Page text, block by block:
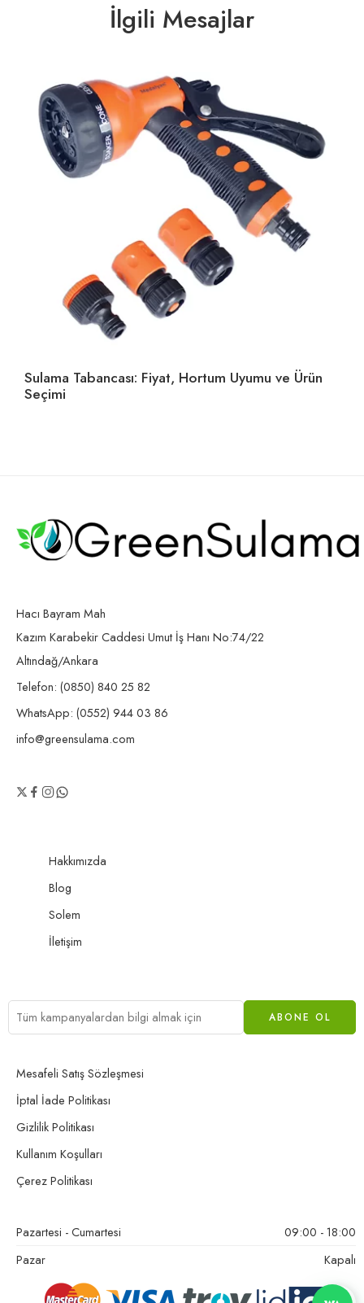
İlgili Mesajlar
Sulama Tabancası: Fiyat, Hortum Uyumu ve Ürün
Seçimi
Hacı Bayram Mah
Kazım Karabekir Caddesi Umut İş Hanı No:74/22
Altındağ/Ankara
Telefon: (0850) 840 25 82
WhatsApp: (0552) 944 03 86
info@greensulama.com
Hakkımızda
Blog
Solem
İletişim
Mesafeli Satış Sözleşmesi
İptal İade Politikası
Gizlilik Politikası
Kullanım Koşulları
Çerez Politikası
Pazartesi - Cumartesi
09:00 - 18:00
Pazar
Kapalı